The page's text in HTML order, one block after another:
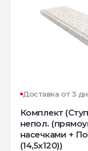
Доставка от 3
Комплект
непол.
насечками +
(14,5x120))